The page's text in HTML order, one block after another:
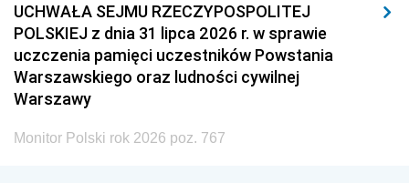
UCHWAŁA SEJMU RZECZYPOSPOLITEJ
POLSKIEJ z dnia 31 lipca 2026 r. w sprawie
uczczenia pamięci uczestników Powstania
Warszawskiego oraz ludności cywilnej
Warszawy
Monitor Polski rok 2026 poz. 767